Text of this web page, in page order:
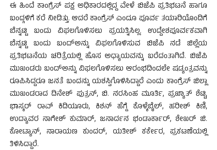
ಈ ಹಿಂದೆ ಕಾಂಗ್ರೆಸ್ ಪಕ್ಷ ಅಧಿಕಾರದಲ್ಲಿದ್ದ ವೇಳೆ ಬಿಜೆಪಿ ಪ್ರತಿಭಟನೆ ಹಾಗೂ
ಬಂದ್ಗಳಿಗೆ ಕರೆ ನೀಡಿತ್ತು. ಆದರೆ ಕಾಂಗ್ರೆಸ್ ಎಂದೂ ಪೂರ್ವ ತಯಾರಿಯೊಂದಿಗೆ
ಬೆನ್ನಟ್ಟಿ ಬಂದು ವಿಫಲಗೊಳಿಸಲು ಪ್ರಯತ್ನಿಸಿಲ್ಲ. ಉದ್ದೇಶಪೂರ್ವಕವಾಗಿ
ಬೆನ್ನಟ್ಟಿ ಬಂದು ಬಂದ್ಅನ್ನು ವಿಫಲಗೊಳಿಸುವ ಬಿಜೆಪಿ ನಡೆ ಜಿಲ್ಲೆಯ
ಪ್ರತಿಭಟನೆಯ ಚರಿತ್ರೆಯಲ್ಲಿ ಹೊಸ ಅಧ್ಯಾಯವನ್ನು ಬರೆದಂತಾಗಿದೆ. ಬಿಜೆಪಿ
ಮುಖಂಡರು ಬಂದ್ಅನ್ನು ವಿಫಲಗೊಳಿಸಲು ಆರಂಭದಿಂದಲೇ ಷಡ್ಯಂತ್ರವನ್ನು
ರೂಪಿಸಿದ್ದರೂ ಜನತೆ ಬಂದನ್ನು ಯಶಸ್ವಿಗೊಳಿಸಿದ್ದಾರೆ ಎಂದು ಕಾಂಗ್ರೆಸ್ ಜಿಲ್ಲಾ
ಮುಖಂಡರಾದ ದಿನೇಶ್ ಪುತ್ರನ್, ಬಿ. ನರಸಿಂಹ ಮೂರ್ತಿ, ಪ್ರಖ್ಯಾತ್ ಶೆಟ್ಟಿ,
ಭಾಸ್ಕರ್ ರಾವ್ ಕಿದಿಯೂರು, ಕಿಶನ್ ಹೆಗ್ಡೆ ಕೊಳ್ಕೆಬೈಲ್, ಹರೀಶ್ ಕಿಣಿ,
ಉದ್ಯಾವರ ನಾಗೇಶ್ ಕುಮಾರ್, ಜನಾರ್ದನ ಭಂಡಾರ್ಕಾರ್, ಶೇಖರ್ ಜಿ.
ಕೋಟ್ಯಾನ್, ನಾರಾಯಣ ಕುಂದರ್, ಯತೀಶ್ ಕರ್ಕೇರ, ಪ್ರಕಟಣೆಯಲ್ಲಿ
ತಿಳಿಸಿದ್ದಾರೆ.